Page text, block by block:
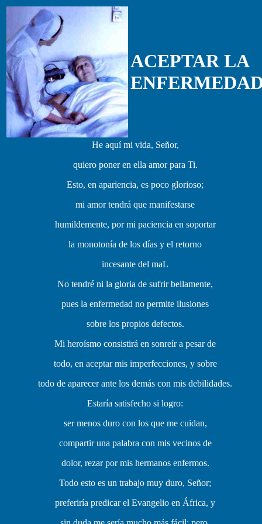
ACEPTAR LA
He aquí mi vida, Señor,
quiero poner en ella amor para Ti.
Esto, en apariencia, es poco glorioso;
mi amor tendrá que manifestarse
humildemente, por mi paciencia en soportar
la monotonía de los días y el retorno
incesante del maL
No tendré ni la gloria de sufrir bellamente,
pues la enfermedad no permite ilusiones
sobre los propios defectos.
Mi heroísmo consistirá en sonreír a pesar de
todo, en aceptar mis imperfecciones, y sobre
todo de aparecer ante los demás con mis debilidades.
Estaría satisfecho si logro:
ser menos duro con los que me cuidan,
compartir una palabra con mis vecinos de
dolor, rezar por mis hermanos enfermos.
Todo esto es un trabajo muy duro, Señor;
preferiría predicar el Evangelio en África, y